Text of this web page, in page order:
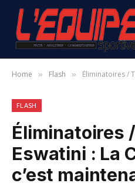
Home » Flash » Éliminatoires / Togo
FLASH
Éliminatoires
Eswatini : La
c’est